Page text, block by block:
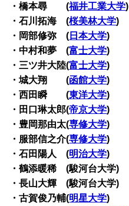
・橋本尋 (福井工業大学)
・石川拓海 (桜美林大学)
・岡部修弥 ( 日本大学)
・中村和夢 (富士大学)
・三ツ井大陸(富士大学)
・城大翔 (函館大学)
・西田瞬 (東洋大学)
・田口琳太郎(帝京大学)
・豊岡那由太(専修大学)
・服部信之介(専修大学)
・石田陽人 (明治大学)
・鶴添暖稀 (駿河台大学)
・長山大輝 (駿河台大学)
・古賀俊乃輔(明星大学)